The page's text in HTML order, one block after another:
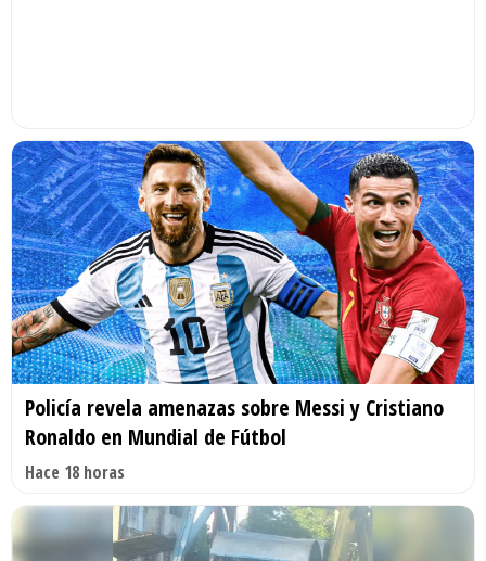
Policía revela amenazas sobre Messi y Cristiano
Ronaldo en Mundial de Fútbol
Hace 18 horas